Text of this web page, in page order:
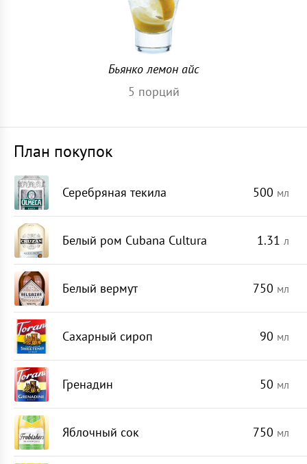
Бьянко лемон айс
5 порций
План покупок
Серебряная текила 500 мл
Белый ром Cubana Cultura 1.31 л
Белый вермут 750 мл
Сахарный сироп 90 мл
Гренадин 50 мл
Яблочный сок 750 мл